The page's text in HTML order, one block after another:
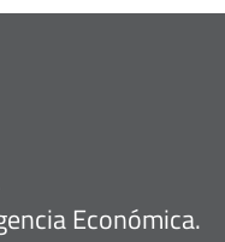
Económica.